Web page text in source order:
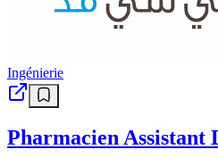
Ingénierie
Pharmacien Assistant